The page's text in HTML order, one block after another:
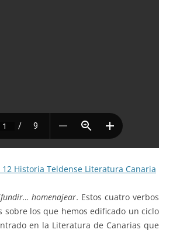
12 Historia Teldense Literatura Canaria
homenajear. Estos cuatro verbos
sobre los que hemos edificado un ciclo
en la Literatura de Canarias que